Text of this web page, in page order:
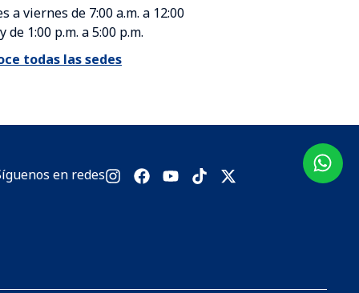
a viernes de 7:00 a.m. a 12:00
de 1:00 p.m. a 5:00 p.m.
todas las sedes
en redes